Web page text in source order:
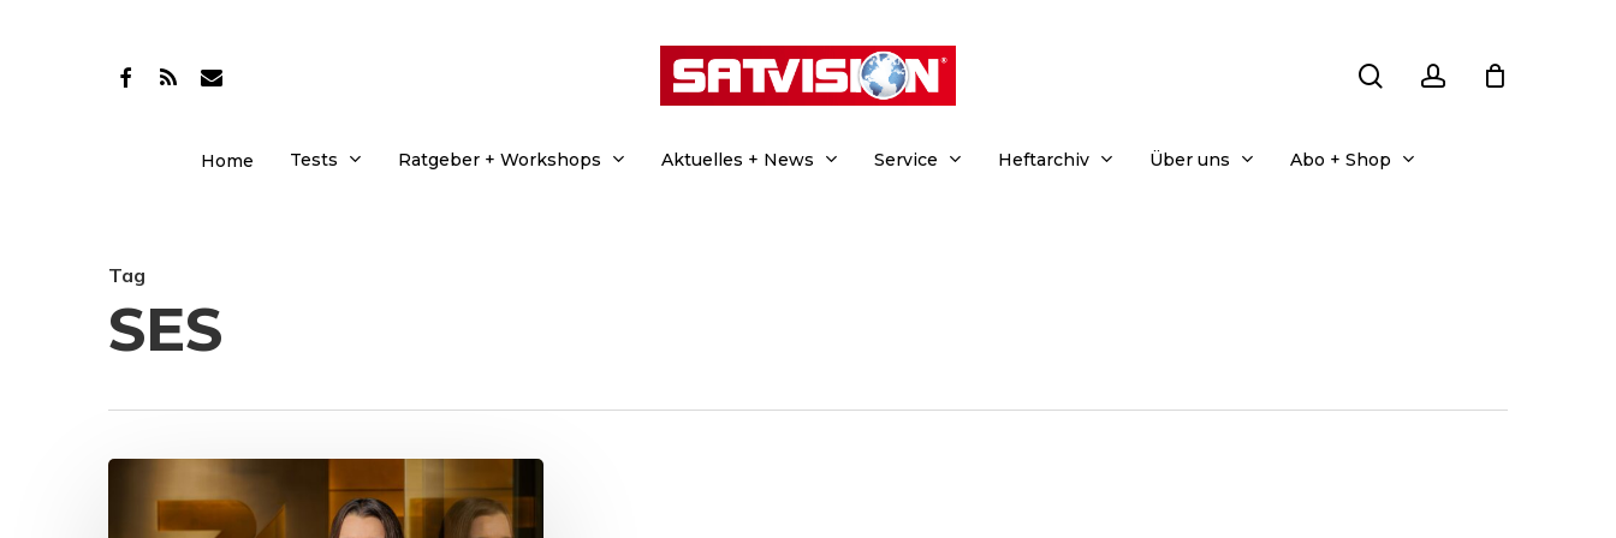
facebook
RSS email
Home Tests Ratgeber + Workshops Aktuelles + News Service Heftarchiv Über uns Abo + Shop
Tag
SES